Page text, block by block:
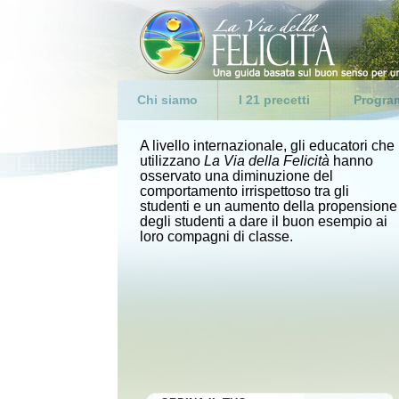
Chi siamo
Felicità?
Dichiarazione della
Missione
L. Ron Hubbard
Domande Ricorrenti
I 21 precetti
1. Abbi Cura di te Stesso
2. Sii moderato
3. Evita il libertinaggio
4. Ama e aiuta i bambini
9. Non Fare Niente di
Zone
Gruppi
Da’ un
A livello internazionale, gli educatori che
utilizzano La Via della Felicità hanno
osservato una diminuzione del
comportamento irrispettoso tra gli
studenti e un aumento della propensione
degli studenti a dare il buon esempio ai
loro compagni di classe.